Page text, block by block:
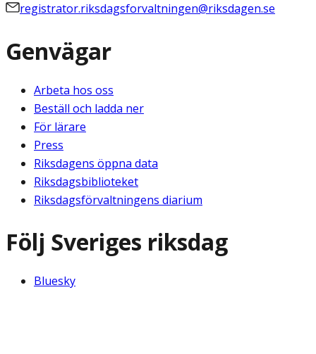
registrator.riksdagsforvaltningen@riksdagen.se
Genvägar
Arbeta hos oss
Beställ och ladda ner
För lärare
Press
Riksdagens öppna data
Riksdagsbiblioteket
Riksdagsförvaltningens diarium
Följ Sveriges riksdag
Bluesky